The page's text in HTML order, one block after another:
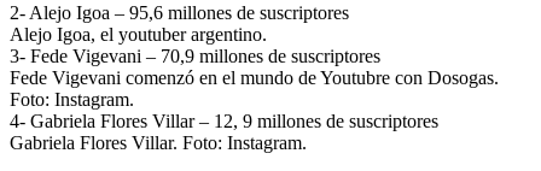
2- Alejo Igoa – 95,6 millones de suscriptores
Alejo Igoa, el youtuber argentino.
3- Fede Vigevani – 70,9 millones de suscriptores
Fede Vigevani comenzó en el mundo de Youtubre con Dosogas.
Foto: Instagram.
4- Gabriela Flores Villar – 12, 9 millones de suscriptores
Gabriela Flores Villar. Foto: Instagram.